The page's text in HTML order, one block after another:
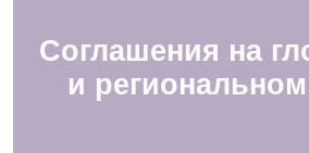
Соглашения на
и